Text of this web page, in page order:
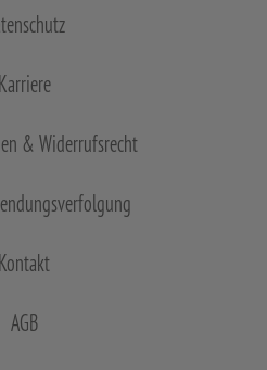
Karriere
& Widerrufsrecht
Kontakt
AGB